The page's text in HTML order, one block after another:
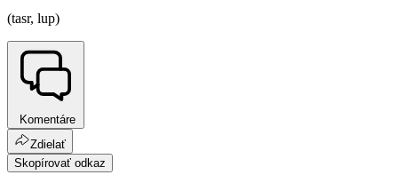
(tasr, lup)
Komentáre
Zdielať
Skopírovať odkaz